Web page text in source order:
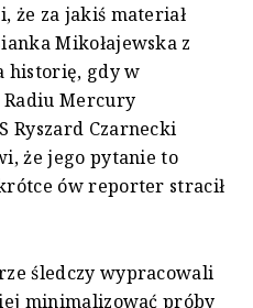
że za jakiś materiał
Mikołajewska z
historię, gdy w
Mercury
Ryszard Czarnecki
że jego pytanie to
ów reporter stracił
śledczy wypracowali
minimalizować próby